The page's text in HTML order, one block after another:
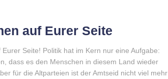
auf Eurer Seite
Seite! Politik hat im Kern nur eine Aufgabe:
dass es den Menschen in diesem Land wieder
für die Altparteien ist der Amtseid nicht viel mehr